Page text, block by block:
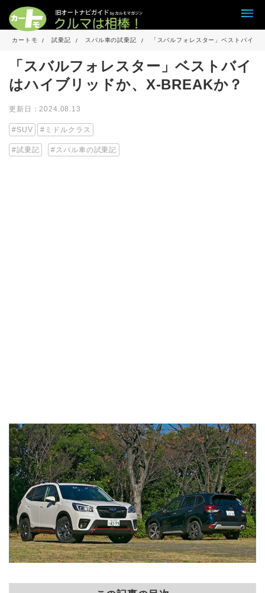
カートモ 試乗記 スバル車の試乗記 「スバルフォレスター」ベストバイ
「スバルフォレスター」ベストバイ
はハイブリッドか、X-BREAKか？
更新日：2024.08.13
SUV ミドルクラス
試乗記 スバル車の試乗記